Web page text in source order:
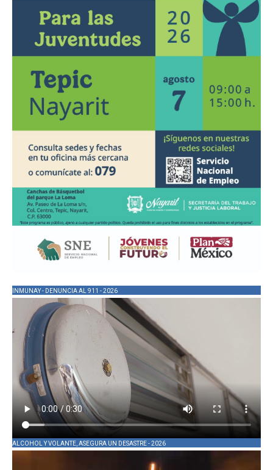
INMUNAY - DENUNCIA AL 911 - 2026
ALCOHOL Y VOLANTE, ASEGURA UN DESASTRE - 2026